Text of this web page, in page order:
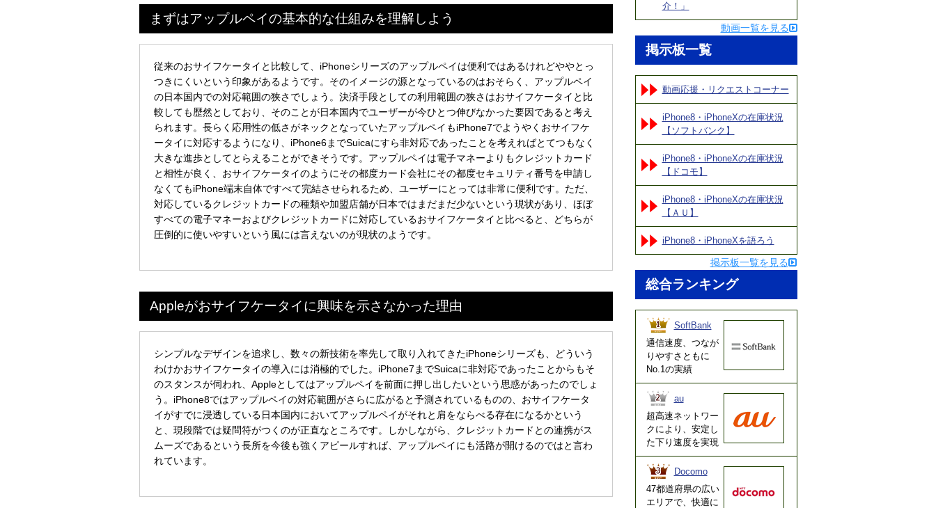
まずはアップルペイの基本的な仕組みを理解しよう
従来のおサイフケータイと比較して、iPhoneシリーズのアップルペイは便利ではあるけれどややとっ
つきにくいという印象があるようです。そのイメージの源となっているのはおそらく、アップルペイ
の日本国内での対応範囲の狭さでしょう。決済手段としての利用範囲の狭さはおサイフケータイと比
較しても歴然としており、そのことが日本国内でユーザーが今ひとつ伸びなかった要因であると考え
られます。長らく応用性の低さがネックとなっていたアップルペイもiPhone7でようやくおサイフケ
ータイに対応するようになり、iPhone6までSuicaにすら非対応であったことを考えればとてつもなく
大きな進歩としてとらえることができそうです。アップルペイは電子マネーよりもクレジットカード
と相性が良く、おサイフケータイのようにその都度カード会社にその都度セキュリティ番号を申請し
なくてもiPhone端末自体ですべて完結させられるため、ユーザーにとっては非常に便利です。ただ、
対応しているクレジットカードの種類や加盟店舗が日本ではまだまだ少ないという現状があり、ほぼ
すべての電子マネーおよびクレジットカードに対応しているおサイフケータイと比べると、どちらが
圧倒的に使いやすいという風には言えないのが現状のようです。
Appleがおサイフケータイに興味を示さなかった理由
シンプルなデザインを追求し、数々の新技術を率先して取り入れてきたiPhoneシリーズも、どういう
わけかおサイフケータイの導入には消極的でした。iPhone7までSuicaに非対応であったことからもそ
のスタンスが伺われ、Appleとしてはアップルペイを前面に押し出したいという思惑があったのでしょ
う。iPhone8ではアップルペイの対応範囲がさらに広がると予測されているものの、おサイフケータ
イがすでに浸透している日本国内においてアップルペイがそれと肩をならべる存在になるかという
と、現段階では疑問符がつくのが正直なところです。しかしながら、クレジットカードとの連携がス
ムーズであるという長所を今後も強くアピールすれば、アップルペイにも活路が開けるのではと言わ
れています。
介！」
動画一覧を見る
掲示板一覧
動画応援・リクエストコーナー
iPhone8・iPhoneXの在庫状況
【ソフトバンク】
iPhone8・iPhoneXの在庫状況
【ドコモ】
iPhone8・iPhoneXの在庫状況
【ＡＵ】
iPhone8・iPhoneXを語ろう
掲示板一覧を見る
総合ランキング
SoftBank
通信速度、つなが
りやすさともに
No.1の実績
au
超高速ネットワー
クにより、安定し
た下り速度を実現
Docomo
47都道府県の広い
エリアで、快適に